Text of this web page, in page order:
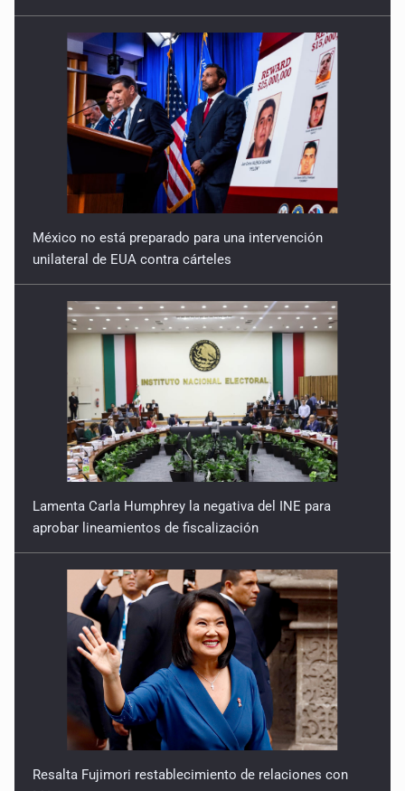
México no está preparado para una intervención
unilateral de EUA contra cárteles
Lamenta Carla Humphrey la negativa del INE para
aprobar lineamientos de fiscalización
Resalta Fujimori restablecimiento de relaciones con